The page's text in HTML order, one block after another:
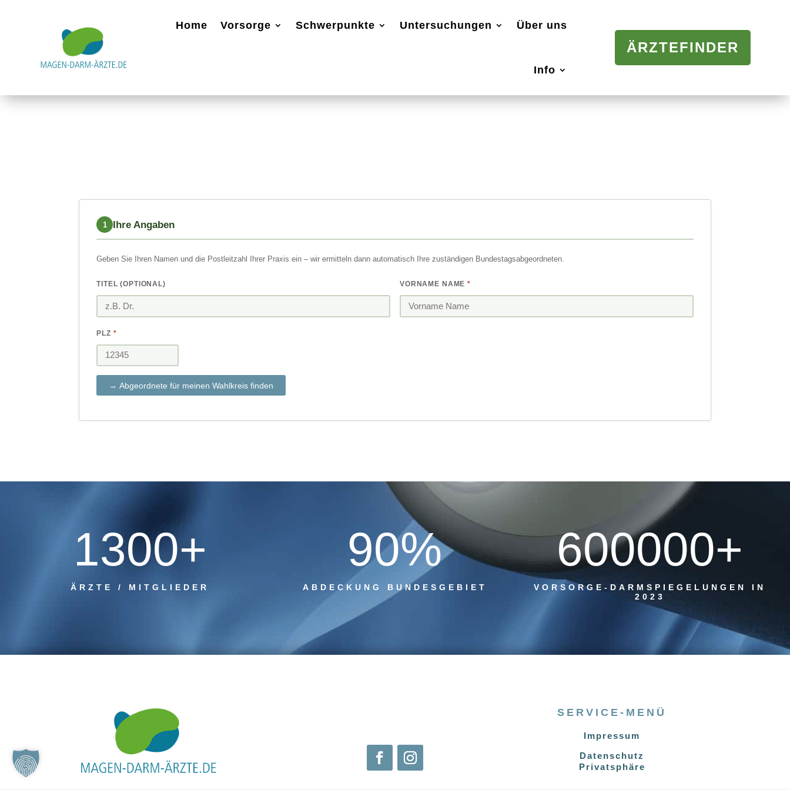
Home Vorsorge Schwerpunkte Untersuchungen Über uns
Info
ÄRZTEFINDER
1 Ihre Angaben
Geben Sie Ihren Namen und die Postleitzahl Ihrer Praxis ein – wir ermitteln dann automatisch Ihre zuständigen Bundestagsabgeordneten.
TITEL (OPTIONAL) VORNAME NAME*
PLZ *
→ Abgeordnete für meinen Wahlkreis finden
1300+
ÄRZTE / MITGLIEDER
90%
ABDECKUNG BUNDESGEBIET
600000+
VORSORGE-DARMSPIEGELUNGEN IN
2023
SERVICE-MENÜ
Impressum
Datenschutz
Privatsphäre